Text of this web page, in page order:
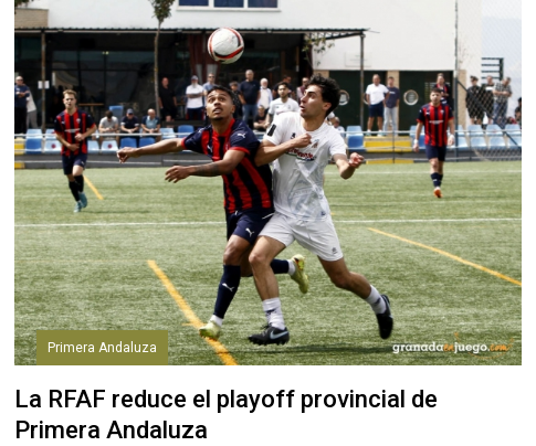
Primera Andaluza
La RFAF reduce el playoff provincial de
Primera Andaluza